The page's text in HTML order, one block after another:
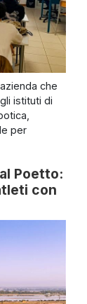
che
istituti di
per
Poetto:
con